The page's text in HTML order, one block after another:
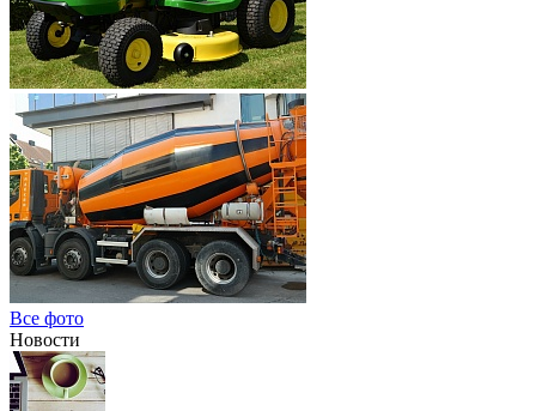
Все фото
Новости